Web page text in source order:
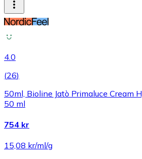
4.0
(26)
50ml, Bioline Jatò Primaluce Cream
50 ml
754 kr
15,08 kr/ml/g